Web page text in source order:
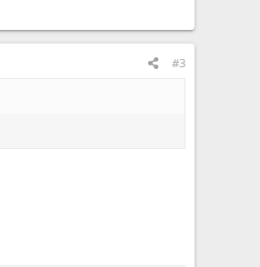
#3